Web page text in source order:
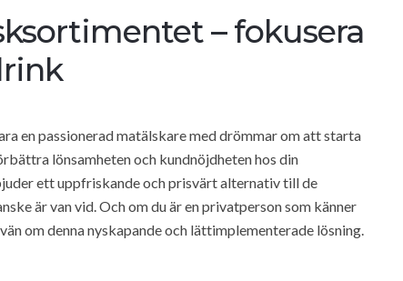
– fokusera
en passionerad matälskare med drömmar om att starta
lönsamheten och kundnöjdheten hos din
ett uppfriskande och prisvärt alternativ till de
är van vid. Och om du är en privatperson som känner
om denna nyskapande och lättimplementerade lösning.